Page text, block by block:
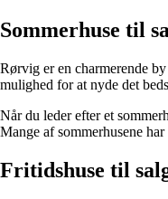
Sommerhuse til
Rørvig er en charmerende
mulighed for at nyde det
Når du leder efter et
Mange af sommerhusene
Fritidshuse til